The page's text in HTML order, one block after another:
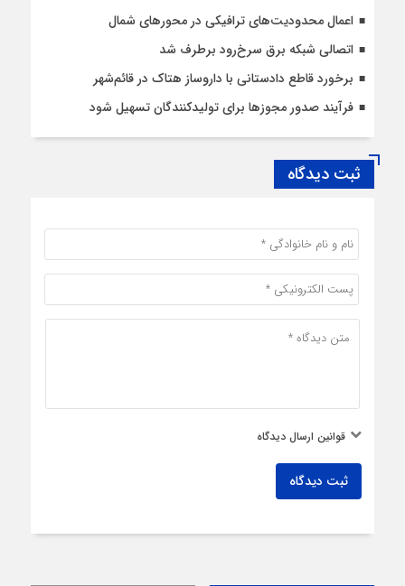
اعمال محدودیت‌‌های ترافیکی در محورهای شمال
اتصالی شبکه برق سرخ‌رود برطرف شد
برخورد قاطع دادستانی با داروساز هتاک در قائم‌شهر
فرآیند صدور مجوزها برای تولیدکنندگان تسهیل شود
ثبت دیدگاه
قوانین ارسال دیدگاه
ثبت دیدگاه